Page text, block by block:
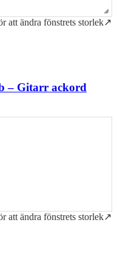
att ändra fönstrets storlek↗
– Gitarr ackord
att ändra fönstrets storlek↗